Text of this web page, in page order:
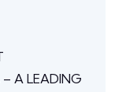
– A LEADING